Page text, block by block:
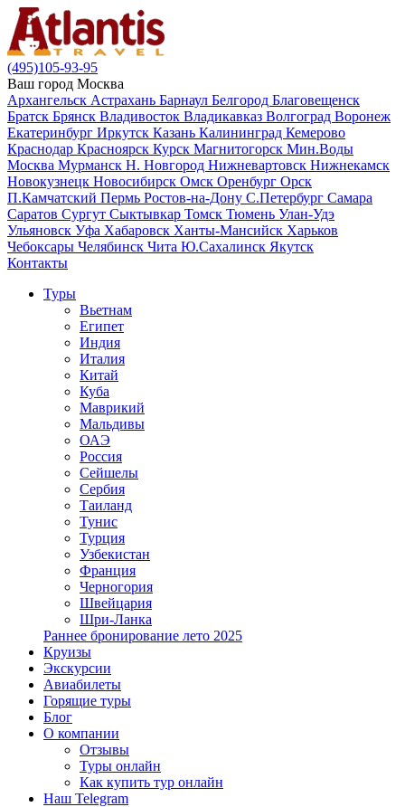
(495)105-93-95
Ваш город Москва
Архангельск Астрахань Барнаул Белгород Благовещенск
Братск Брянск Владивосток Владикавказ Волгоград Воронеж
Екатеринбург Иркутск Казань Калининград Кемерово
Краснодар Красноярск Курск Магнитогорск Мин.Воды
Москва Мурманск Н. Новгород Нижневартовск Нижнекамск
Новокузнецк Новосибирск Омск Оренбург Орск
П.Камчатский Пермь Ростов-на-Дону С.Петербург Самара
Саратов Сургут Сыктывкар Томск Тюмень Улан-Удэ
Ульяновск Уфа Хабаровск Ханты-Мансийск Харьков
Чебоксары Челябинск Чита Ю.Сахалинск Якутск
Контакты
Туры
Вьетнам
Египет
Индия
Италия
Китай
Куба
Маврикий
Мальдивы
ОАЭ
Россия
Сейшелы
Сербия
Таиланд
Тунис
Турция
Узбекистан
Франция
Черногория
Швейцария
Шри-Ланка
Раннее бронирование лето 2025
Круизы
Экскурсии
Авиабилеты
Горящие туры
Блог
О компании
Отзывы
Туры онлайн
Как купить тур онлайн
Наш Telegram